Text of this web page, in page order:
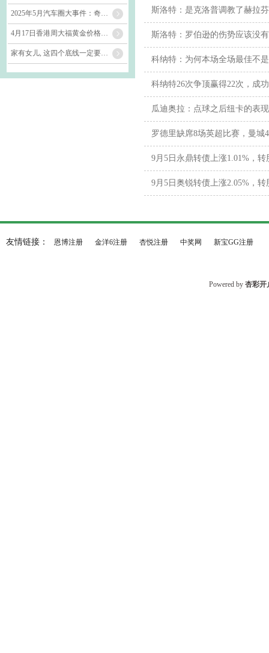
2025年5月汽车圈大事件：奇瑞、五菱、埃安、长城销量亮眼
4月17日香港周大福黄金价格37020港币/两
家有女儿, 这四个底线一定要告诉她!
斯洛特：是克洛普调教了赫拉
斯洛特：罗伯逊的伤势应该没
科纳特：为何本场全场最佳不
科纳特26次争顶赢得22次，成
瓜迪奥拉：点球之后纽卡的表
罗德里缺席8场英超比赛，曼城
9月5日永鼎转债上涨1.01%，转
9月5日奥锐转债上涨2.05%，转
友情链接： 恩博注册 金洋6注册 杏悦注册 中奖网 新宝GG注册
Powered by 杏彩开